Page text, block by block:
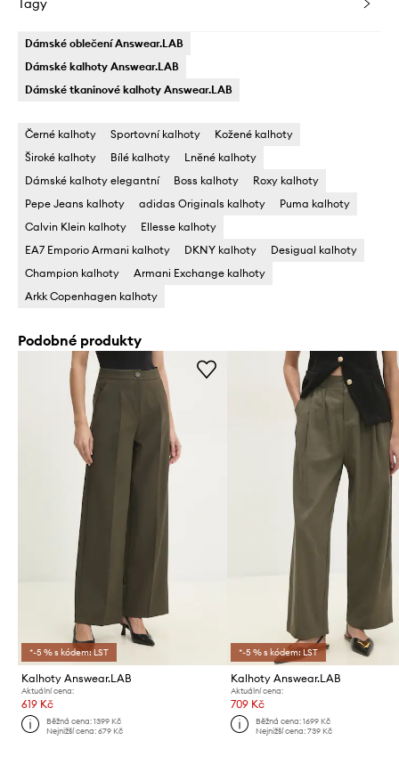
Tagy
Dámské oblečení Answear.LAB
Dámské kalhoty Answear.LAB
Dámské tkaninové kalhoty Answear.LAB
Černé kalhoty Sportovní kalhoty
Kožené kalhoty
Široké kalhoty
Bílé kalhoty
Lněné kalhoty
Dámské kalhoty elegantní
Boss kalhoty
Roxy kalhoty
Pepe Jeans kalhoty
adidas Originals kalhoty
Puma kalhoty
Calvin Klein kalhoty
Ellesse kalhoty
EA7 Emporio Armani kalhoty
DKNY kalhoty
Desigual kalhoty
Champion kalhoty
Armani Exchange kalhoty
Arkk Copenhagen kalhoty
Podobné produkty
*-5 % s kódem: LST
Kalhoty Answear.LAB
Aktuální cena:
619 Kč
Běžná cena:1399 Kč
Nejnižší cena:679 Kč
*-5 % s kódem: LST
Kalhoty Answear.LAB
Aktuální cena:
709 Kč
Běžná cena: 1699 Kč
Nejnižší cena: 739 Kč